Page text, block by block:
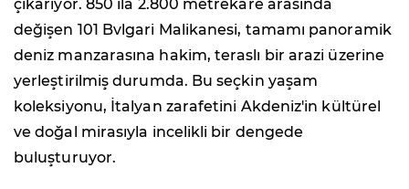
çıkarıyor. 850 ila 2.800 metrekare arasında
değişen 101 Bvlgari Malikanesi, tamamı panoramik
deniz manzarasına hakim, teraslı bir arazi üzerine
yerleştirilmiş durumda. Bu seçkin yaşam
koleksiyonu, İtalyan zarafetini Akdeniz'in kültürel
ve doğal mirasıyla incelikli bir dengede
buluşturuyor.